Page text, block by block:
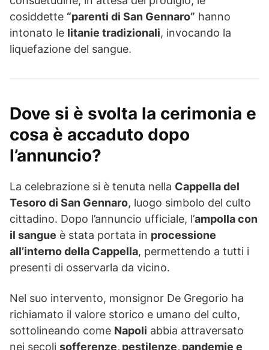
cosiddette “parenti di San Gennaro” hanno
intonato le litanie tradizionali, invocando la
liquefazione del sangue.
Dove si è svolta la cerimonia e
cosa è accaduto dopo
l’annuncio?
La celebrazione si è tenuta nella Cappella del
Tesoro di San Gennaro, luogo simbolo del culto
cittadino. Dopo l’annuncio ufficiale, l’ampolla con
il sangue è stata portata in processione
all’interno della Cappella, permettendo a tutti i
presenti di osservarla da vicino.
Nel suo intervento, monsignor De Gregorio ha
richiamato il valore storico e umano del culto,
sottolineando come Napoli abbia attraversato
nei secoli sofferenze, pestilenze, pandemie e